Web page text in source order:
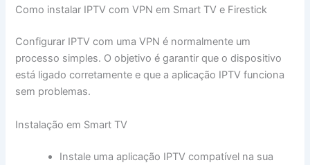
Como instalar IPTV com VPN em Smart TV e Firestick
Configurar IPTV com uma VPN é normalmente um
processo simples. O objetivo é garantir que o dispositivo
está ligado corretamente e que a aplicação IPTV funciona
sem problemas.
Instalação em Smart TV
Instale uma aplicação IPTV compatível na sua